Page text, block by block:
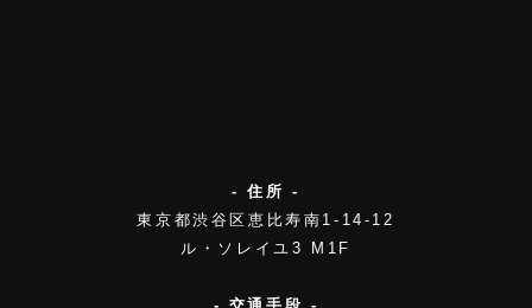
- 住所 -
東京都渋谷区恵比寿南1-14-12
ル・ソレイユ3 M1F